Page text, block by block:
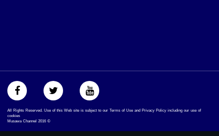
All Rights Reserved. Use of this Web site is subject to our Terms of Use and Privacy Policy including our use of
cookies
©
2016